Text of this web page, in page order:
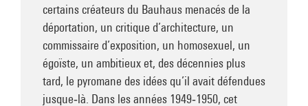
certains créateurs du Bauhaus menacés de la
déportation, un critique d’architecture, un
commissaire d’exposition, un homosexuel, un
égoïste, un ambitieux et, des décennies plus
tard, le pyromane des idées qu’il avait défendues
jusque‑là. Dans les années 1949‑1950, cet